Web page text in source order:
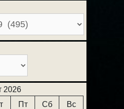
2026
Пт Сб
Вс